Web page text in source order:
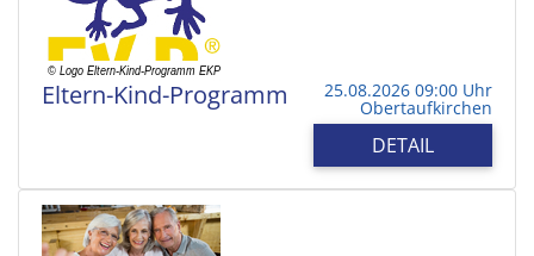
Eltern-Kind-Programm 25.08.2026 09:00 Uhr
Obertaufkirchen
DETAIL